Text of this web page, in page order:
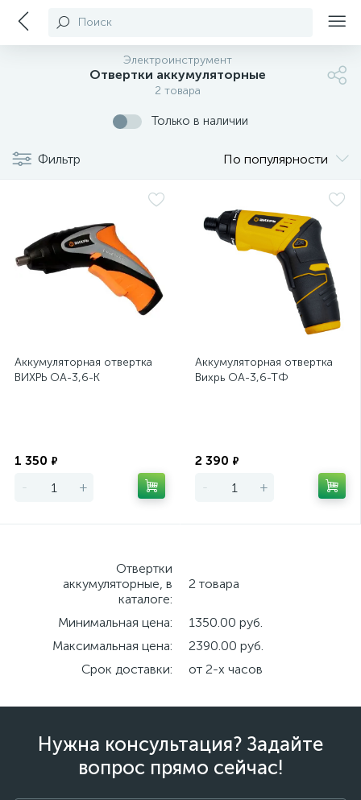
Поиск
Электроинструмент
Отвертки аккумуляторные
2 товара
Только в наличии
Фильтр По популярности
Аккумуляторная отвертка
ВИХРЬ ОА-3,6-К
1 350 ₽
- +
Аккумуляторная отвертка
Вихрь ОА-3,6-ТФ
2 390 ₽
- +
Отвертки
аккумуляторные, в
каталоге:
2 товара
Минимальная цена:
1350.00 руб.
Максимальная цена:
2390.00 руб.
Срок доставки:
от 2-х часов
Нужна консультация? Задайте
вопрос прямо сейчас!